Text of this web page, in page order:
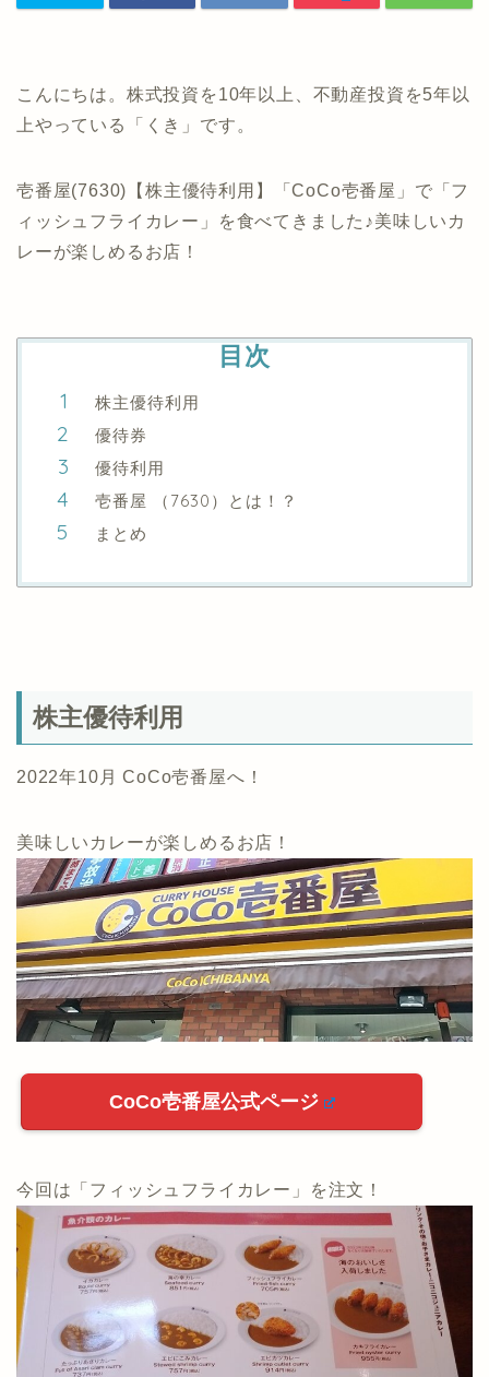
こんにちは。株式投資を10年以上、不動産投資を5年以
上やっている「くき」です。
壱番屋(7630)【株主優待利用】「CoCo壱番屋」で「フ
ィッシュフライカレー」を食べてきました♪美味しいカ
レーが楽しめるお店！
目次
株主優待利用
優待券
優待利用
壱番屋 （7630）とは！？
まとめ
株主優待利用
2022年10月 CoCo壱番屋へ！
美味しいカレーが楽しめるお店！
CoCo壱番屋公式ページ
今回は「フィッシュフライカレー」を注文！